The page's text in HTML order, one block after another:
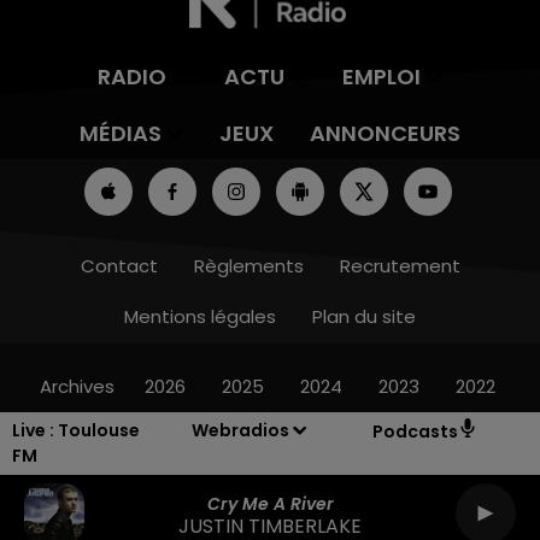
Live : Toulouse
FM
Webradios Podcasts
Cry Me A River
JUSTIN TIMBERLAKE
RADIO ACTU
EMPLOI
MÉDIAS
JEUX ANNONCEURS
Contact Règlements
Recrutement
Mentions légales
Plan du site
Archives 2026 2025 2024 2023 2022